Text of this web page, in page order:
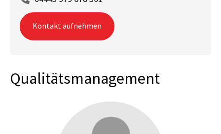
Kontakt aufnehmen
Qualitätsmanagement